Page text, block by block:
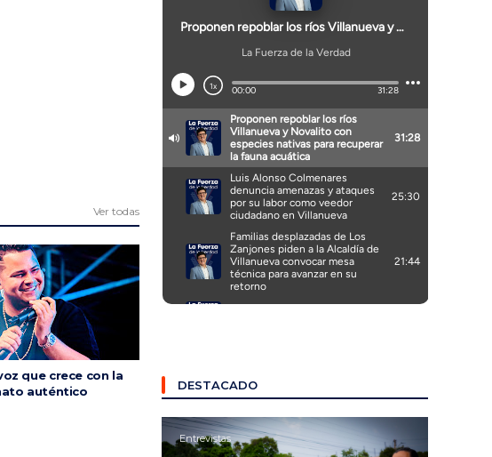
Ver todas
que crece con la
auténtico
DESTACADO
Entrevistas